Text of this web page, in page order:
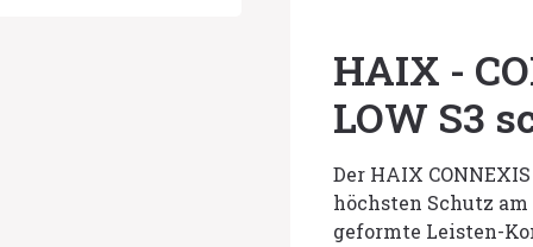
HAIX -
LOW S3
Der HAIX
höchsten Schutz
geformte Leisten-